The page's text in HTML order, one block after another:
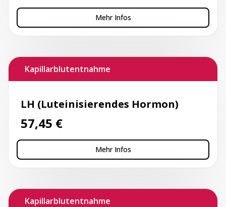
Mehr Infos
Kapillarblutentnahme
LH (Luteinisierendes Hormon)
57,45 €
Mehr Infos
Kapillarblutentnahme